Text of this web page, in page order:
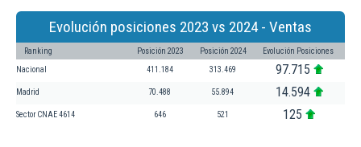
Evolución posiciones 2023 vs 2024 - Ventas
Ranking Posición 2023 Posición 2024 Evolución Posiciones
Nacional 411.184 313.469 97.715
Madrid 70.488 55.894 14.594
Sector CNAE 4614 646 521 125